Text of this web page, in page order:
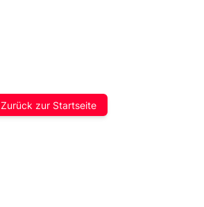
Zurück zur Startseite